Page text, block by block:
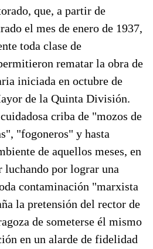
que, a partir de
el mes de enero de 1937,
toda clase de
rematar la obra de
iniciada en octubre de
de la Quinta División.
criba de "mozos de
"fogoneros" y hasta
de aquellos meses, en
luchando por lograr una
contaminación "marxista
la pretensión del rector de
de someterse él mismo
en un alarde de fidelidad